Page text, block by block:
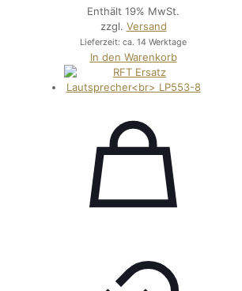
Enthält 19% MwSt.
zzgl. Versand
Lieferzeit: ca. 14 Werktage
In den Warenkorb